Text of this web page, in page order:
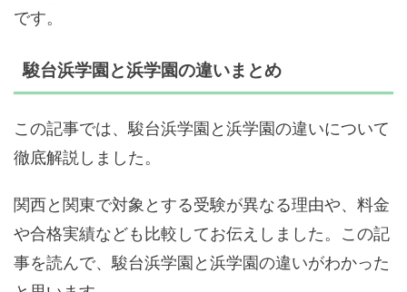
です。
駿台浜学園と浜学園の違いまとめ
この記事では、駿台浜学園と浜学園の違いについて
徹底解説しました。
関西と関東で対象とする受験が異なる理由や、料金
や合格実績なども比較してお伝えしました。この記
事を読んで、駿台浜学園と浜学園の違いがわかった